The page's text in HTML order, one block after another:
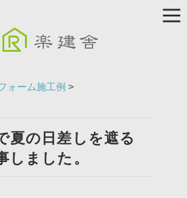
ォーム施工例 >
夏の日差しを遮る
しました。